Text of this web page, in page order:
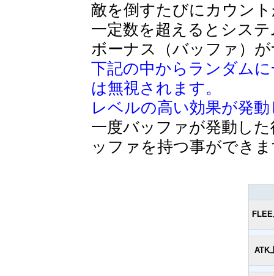
敵を倒すたびにカウン
一定数を超えるとシス
ボーナス（バッファ）
下記の中からランダム
は無視されます。
レベルの高い効果が発
一度バッファが発動し
ッファを持つ事ができ
ATK